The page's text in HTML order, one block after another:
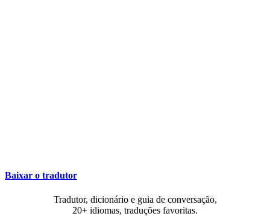
Baixar o tradutor
Tradutor, dicionário e guia de conversação,
20+ idiomas, traduções favoritas.